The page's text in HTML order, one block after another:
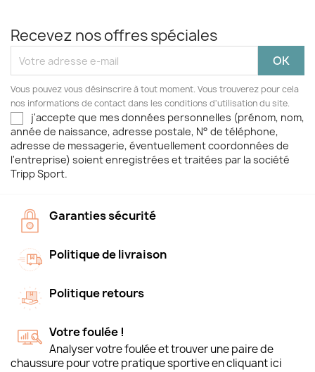
Recevez nos offres spéciales
Vous pouvez vous désinscrire à tout moment. Vous trouverez pour cela
nos informations de contact dans les conditions d'utilisation du site.
j'accepte que mes données personnelles (prénom, nom,
année de naissance, adresse postale, N° de téléphone,
adresse de messagerie, éventuellement coordonnées de
l'entreprise) soient enregistrées et traitées par la société
Tripp Sport.
Garanties sécurité
Politique de livraison
Politique retours
Votre foulée !
Analyser votre foulée et trouver une paire de
chaussure pour votre pratique sportive en cliquant ici